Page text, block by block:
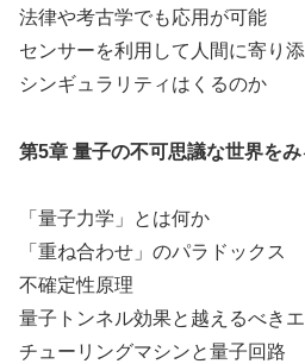
法律や考古学でも応用が可能
センサーを利用して人間に寄り
シンギュラリティはくるのか
第5章 量子の不可思議な世界をみ
「量子力学」とは何か
「重ね合わせ」のパラドックス
不確定性原理
量子トンネル効果と越えるべき
チューリングマシンと量子回路